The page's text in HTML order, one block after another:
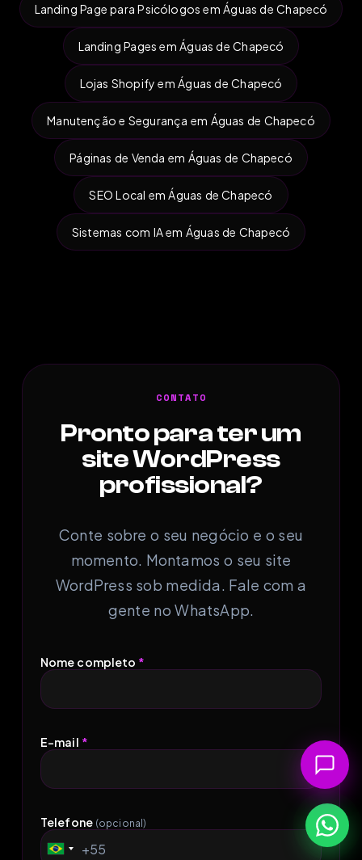
Landing Page para Psicólogos em Águas de Chapecó
Landing Pages em Águas de Chapecó
Lojas Shopify em Águas de Chapecó
Manutenção e Segurança em Águas de Chapecó
Páginas de Venda em Águas de Chapecó
SEO Local em Águas de Chapecó
Sistemas com IA em Águas de Chapecó
CONTATO
Pronto para ter um
site WordPress
profissional?
Conte sobre o seu negócio e o seu
momento. Montamos o seu site
WordPress sob medida. Fale com a
gente no WhatsApp.
Nome completo *
E-mail *
Telefone (opcional)
Brazil+55